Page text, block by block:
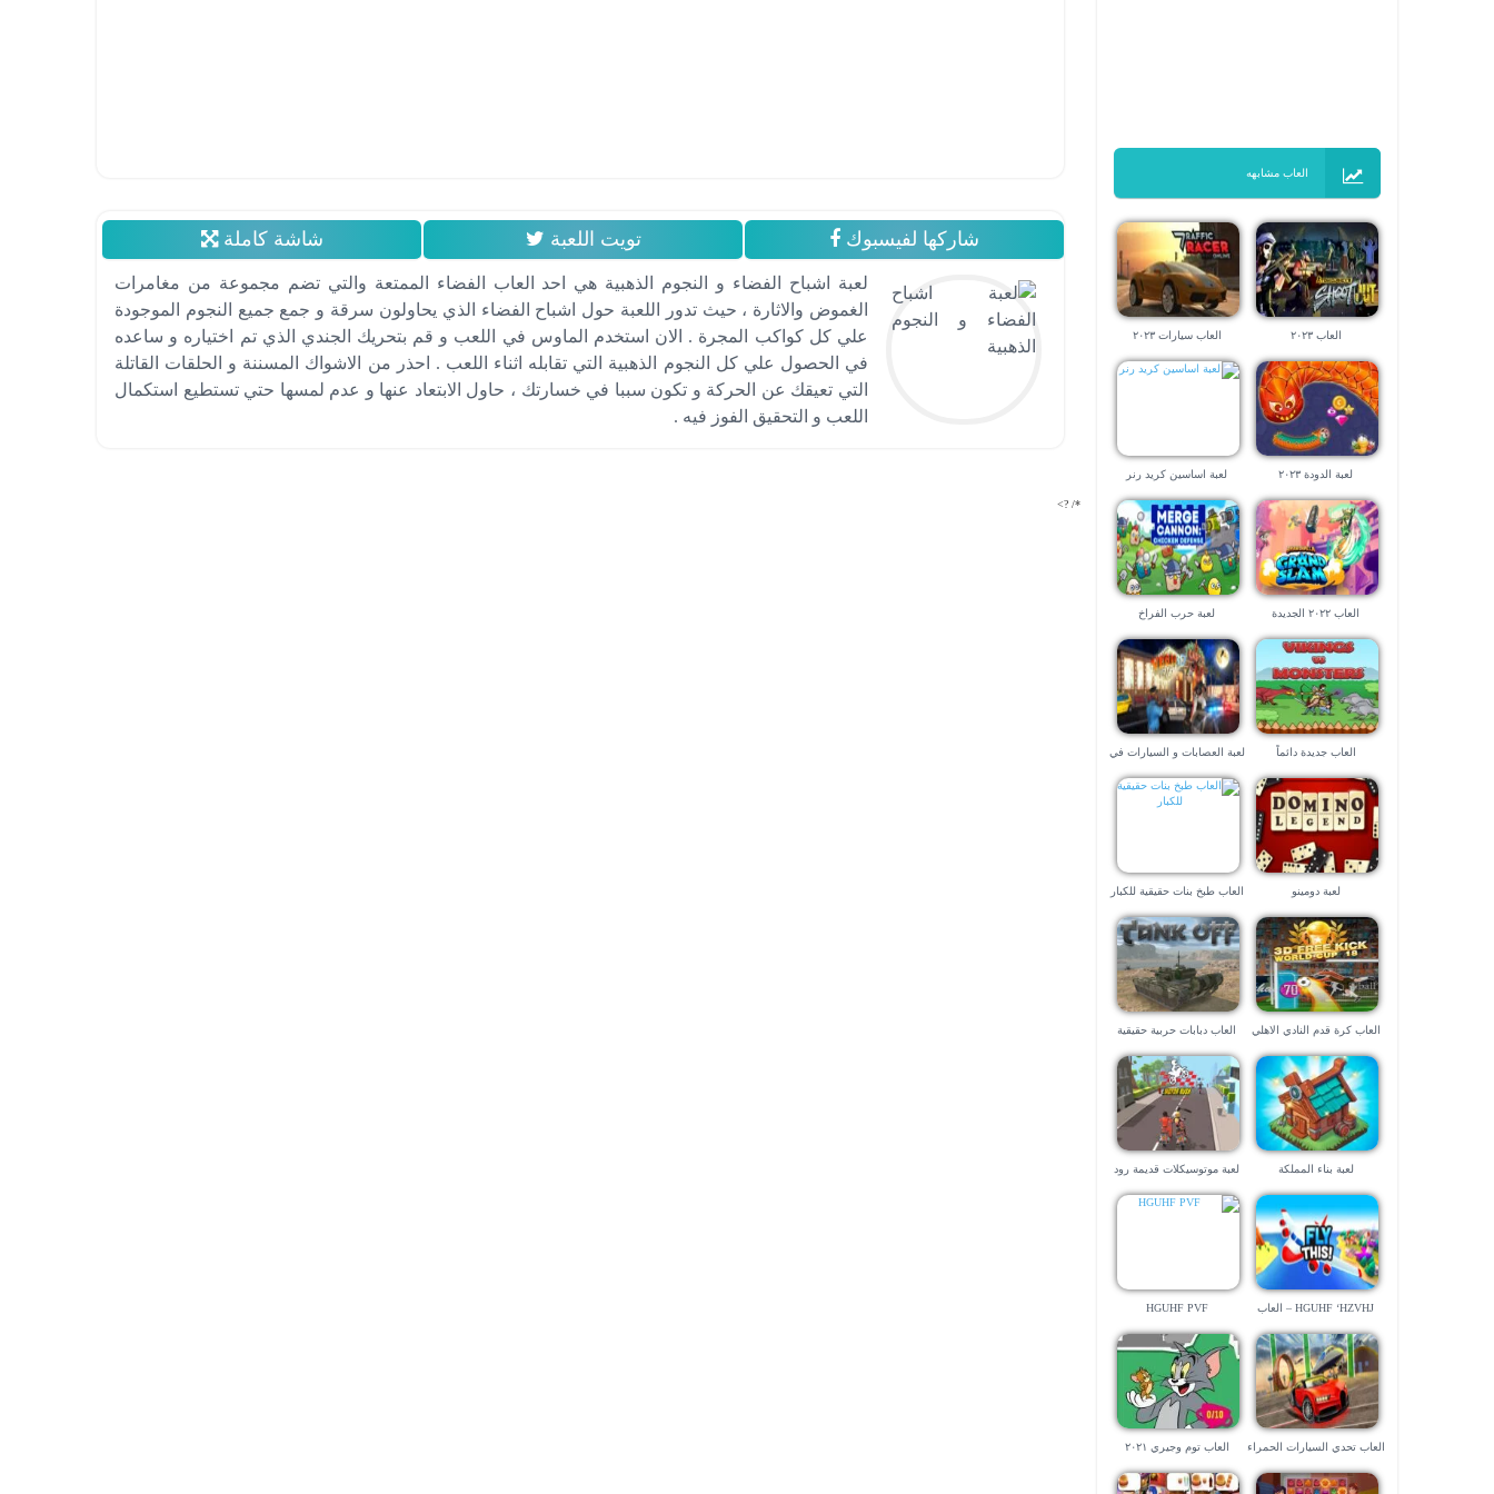
العاب مشابهه
العاب ٢٠٢٣ العاب سيارات ٢٠٢٣
لعبة الدودة ٢٠٢٣ لعبة اساسين كريد رنر
العاب ٢٠٢٢ الجديدة لعبة حرب الفراخ
العاب جديدة دائماً
لعبة العصابات و السيارات في
لعبة دومينو العاب طبخ بنات حقيقية للكبار
العاب كرة قدم النادي الاهلي العاب دبابات حربية حقيقية
لعبة بناء المملكة
لعبة موتوسيكلات قديمة رود
HGUHF ‘HZVHJ – العاب
HGUHF PVF
العاب تحدي السيارات الحمراء العاب توم وجيري ٢٠٢١
شاركها لفيسبوك تويت اللعبة شاشة كاملة
لعبة اشباح الفضاء و النجوم الذهبية هي احد العاب الفضاء الممتعة والتي تضم مجموعة من مغامرات
الغموض والاثارة ، حيث تدور اللعبة حول اشباح الفضاء الذي يحاولون سرقة و جمع جميع النجوم الموجودة
علي كل كواكب المجرة . الان استخدم الماوس في اللعب و قم بتحريك الجندي الذي تم اختياره و ساعده
في الحصول علي كل النجوم الذهبية التي تقابله اثناء اللعب . احذر من الاشواك المسننة و الحلقات القاتلة
التي تعيقك عن الحركة و تكون سببا في خسارتك ، حاول الابتعاد عنها و عدم لمسها حتي تستطيع استكمال
اللعب و التحقيق الفوز فيه .
*/ ?>